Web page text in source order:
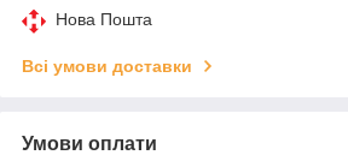
Нова Пошта
Всі умови доставки
Умови оплати